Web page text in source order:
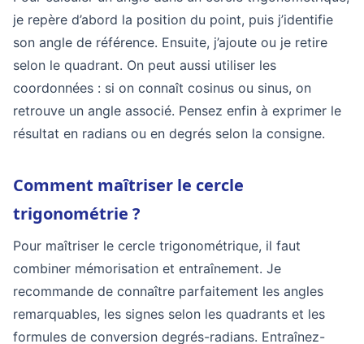
je repère d’abord la position du point, puis j’identifie
son angle de référence. Ensuite, j’ajoute ou je retire
selon le quadrant. On peut aussi utiliser les
coordonnées : si on connaît cosinus ou sinus, on
retrouve un angle associé. Pensez enfin à exprimer le
résultat en radians ou en degrés selon la consigne.
Comment maîtriser le cercle
trigonométrie ?
Pour maîtriser le cercle trigonométrique, il faut
combiner mémorisation et entraînement. Je
recommande de connaître parfaitement les angles
remarquables, les signes selon les quadrants et les
formules de conversion degrés-radians. Entraînez-